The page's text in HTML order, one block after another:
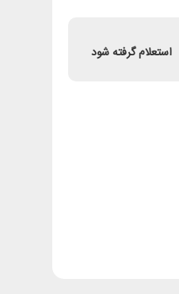
استعلام گرفته شود